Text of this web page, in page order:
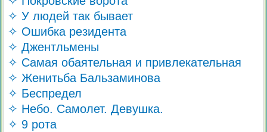
✧ У людей так бывает
✧ Ошибка резидента
✧ Джентльмены
✧ Самая обаятельная и привлекательная
✧ Женитьба Бальзаминова
✧ Беспредел
✧ Небо. Самолет. Девушка.
✧ 9 рота